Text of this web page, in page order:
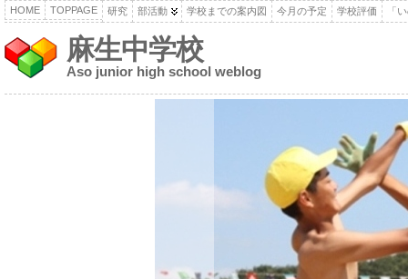
HOME TOPPAGE 研究 部活動 学校までの案内図 今月の予定 学校評価 「
麻生中学校
Aso junior high school weblog